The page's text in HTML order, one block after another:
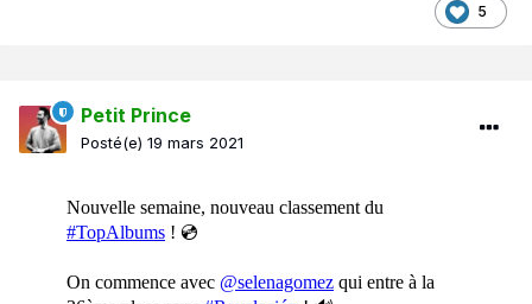
5
Petit Prince
Posté(e) 19 mars 2021